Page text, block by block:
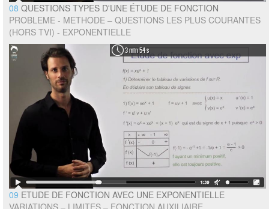
08 QUESTIONS TYPES D'UNE ÉTUDE DE FONCTION
PROBLEME - METHODE – QUESTIONS LES PLUS COURANTES
(HORS TVI) - EXPONENTIELLE
3 min 54 s
09 ETUDE DE FONCTION AVEC UNE EXPONENTIELLE
VARIATIONS – LIMITES – FONCTION AUXILIAIRE